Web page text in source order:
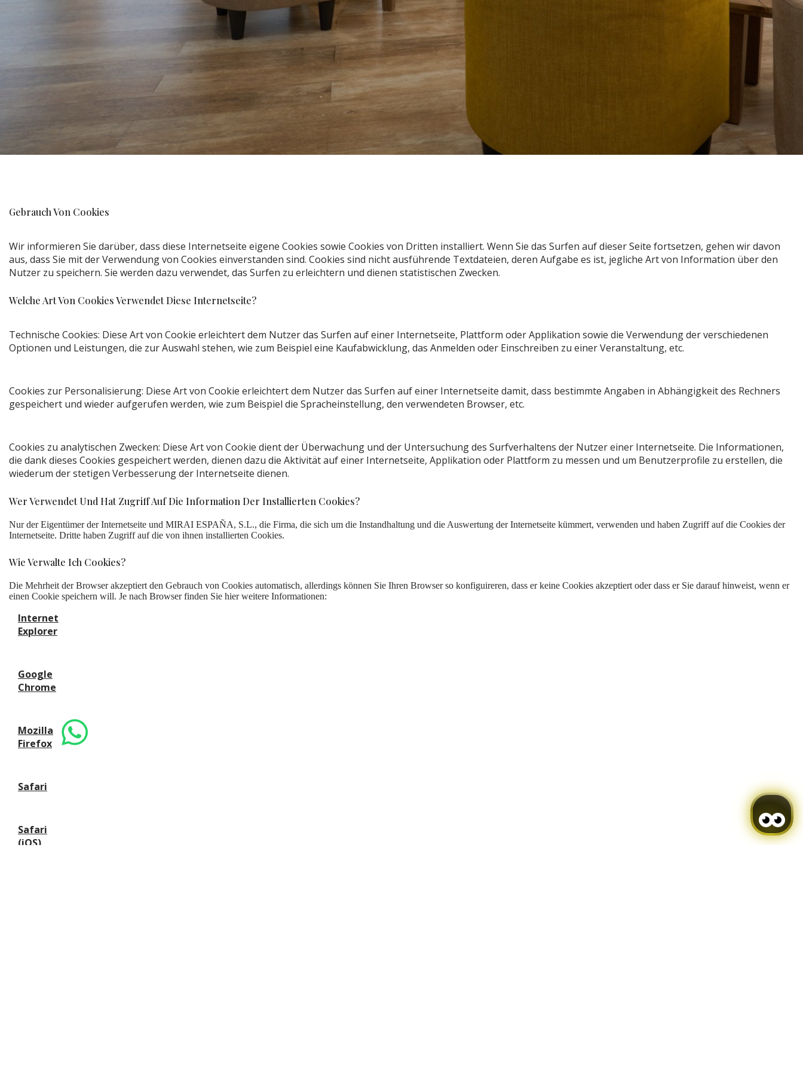
Gebrauch Von Cookies
Wir informieren Sie darüber, dass diese Internetseite eigene Cookies sowie Cookies von Dritten installiert. Wenn Sie das Surfen auf dieser Seite fortsetzen, gehen wir davon
aus, dass Sie mit der Verwendung von Cookies einverstanden sind. Cookies sind nicht ausführende Textdateien, deren Aufgabe es ist, jegliche Art von Information über den
Nutzer zu speichern. Sie werden dazu verwendet, das Surfen zu erleichtern und dienen statistischen Zwecken.
Welche Art Von Cookies Verwendet Diese Internetseite?
Technische Cookies: Diese Art von Cookie erleichtert dem Nutzer das Surfen auf einer Internetseite, Plattform oder Applikation sowie die Verwendung der verschiedenen
Optionen und Leistungen, die zur Auswahl stehen, wie zum Beispiel eine Kaufabwicklung, das Anmelden oder Einschreiben zu einer Veranstaltung, etc.
Cookies zur Personalisierung: Diese Art von Cookie erleichtert dem Nutzer das Surfen auf einer Internetseite damit, dass bestimmte Angaben in Abhängigkeit des Rechners
gespeichert und wieder aufgerufen werden, wie zum Beispiel die Spracheinstellung, den verwendeten Browser, etc.
Cookies zu analytischen Zwecken: Diese Art von Cookie dient der Überwachung und der Untersuchung des Surfverhaltens der Nutzer einer Internetseite. Die Informationen,
die dank dieses Cookies gespeichert werden, dienen dazu die Aktivität auf einer Internetseite, Applikation oder Plattform zu messen und um Benutzerprofile zu erstellen, die
wiederum der stetigen Verbesserung der Internetseite dienen.
Wer Verwendet Und Hat Zugriff Auf Die Information Der Installierten Cookies?
Nur der Eigentümer der Internetseite und MIRAI ESPAÑA, S.L., die Firma, die sich um die Instandhaltung und die Auswertung der Internetseite kümmert, verwenden und haben Zugriff auf die Cookies der
Internetseite. Dritte haben Zugriff auf die von ihnen installierten Cookies.
Wie Verwalte Ich Cookies?
Die Mehrheit der Browser akzeptiert den Gebrauch von Cookies automatisch, allerdings können Sie Ihren Browser so konfiguireren, dass er keine Cookies akzeptiert oder dass er Sie darauf hinweist, wenn er
einen Cookie speichern will. Je nach Browser finden Sie hier weitere Informationen:
Internet
Explorer
Google
Chrome
Mozilla
Firefox
Safari
Safari
(iOS)